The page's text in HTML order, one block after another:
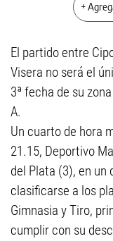
+
El partido entre
Visera no será el
3ª fecha de su
A.
Un cuarto de hora
21.15, Deportivo
del Plata (3), en un
clasificarse a los
Gimnasia y Tiro,
cumplir con su